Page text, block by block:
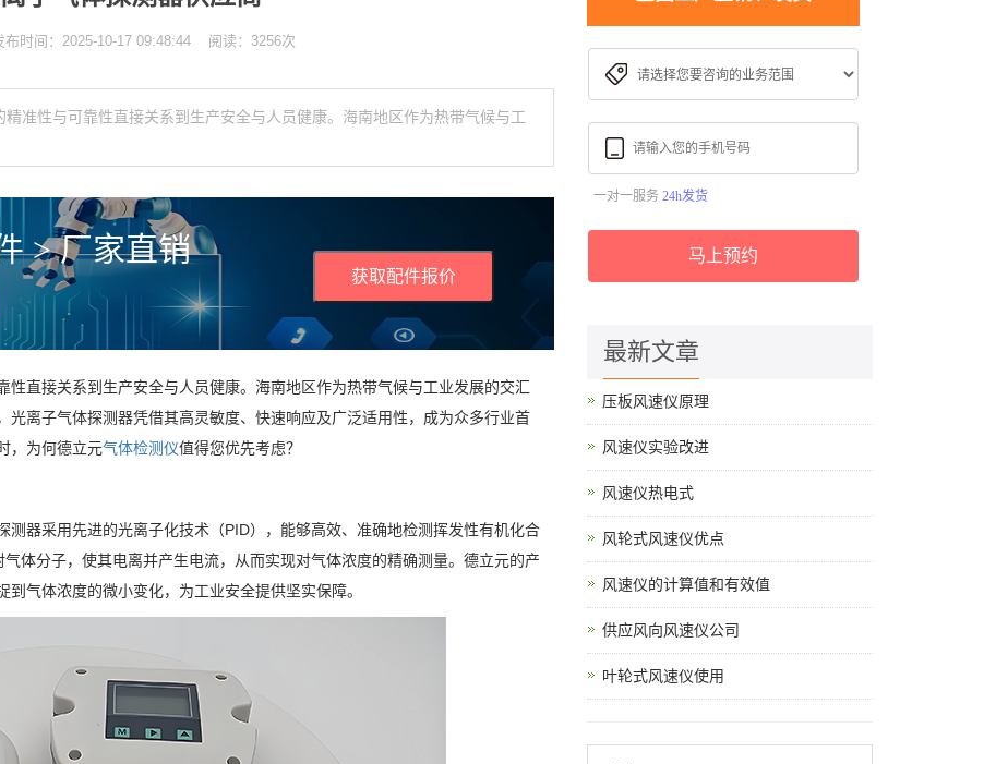
时间：2025-10-17 09:48:44 阅读：3256次
准性与可靠性直接关系到生产安全与人员健康。海南地区作为热带气候与工
> 厂家直销
获取配件报价
性直接关系到生产安全与人员健康。海南地区作为热带气候与工业发展的交汇
光离子气体探测器凭借其高灵敏度、快速响应及广泛适用性，成为众多行业首
，为何德立元气体检测仪值得您优先考虑？
器采用先进的光离子化技术（PID），能够高效、准确地检测挥发性有机化合
体分子，使其电离并产生电流，从而实现对气体浓度的精确测量。德立元的产
气体浓度的微小变化，为工业安全提供坚实保障。
一对一服务 24h发货
马上预约
最新文章
压板风速仪原理
风速仪实验改进
风速仪热电式
风轮式风速仪优点
风速仪的计算值和有效值
供应风向风速仪公司
叶轮式风速仪使用